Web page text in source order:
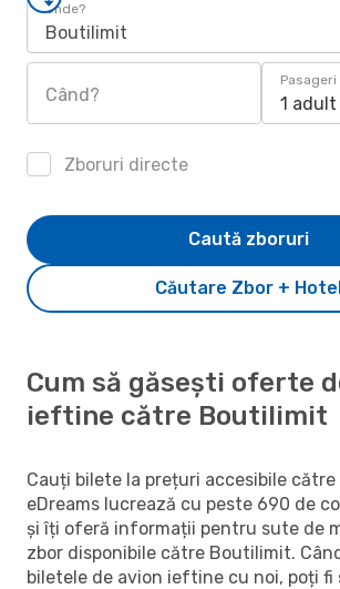
Unde?
Boutilimit
Când?
Pasageri
1 adult
Zboruri directe
Căutare Zbor +
Caută zboruri
Cum să găsești oferte
ieftine către Boutilimit
Cauți bilete la prețuri accesibile
eDreams lucrează cu peste 690 de
și îți oferă informații pentru sute de
zbor disponibile către Boutilimit.
biletele de avion ieftine cu noi, poți fi